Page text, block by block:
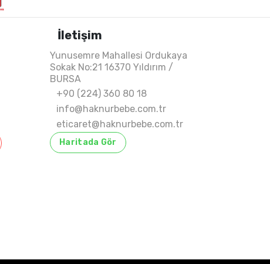
İletişim
Yunusemre Mahallesi Ordukaya
Sokak No:21 16370 Yıldırım /
BURSA
+90 (224) 360 80 18
info@haknurbebe.com.tr
eticaret@haknurbebe.com.tr
Haritada Gör